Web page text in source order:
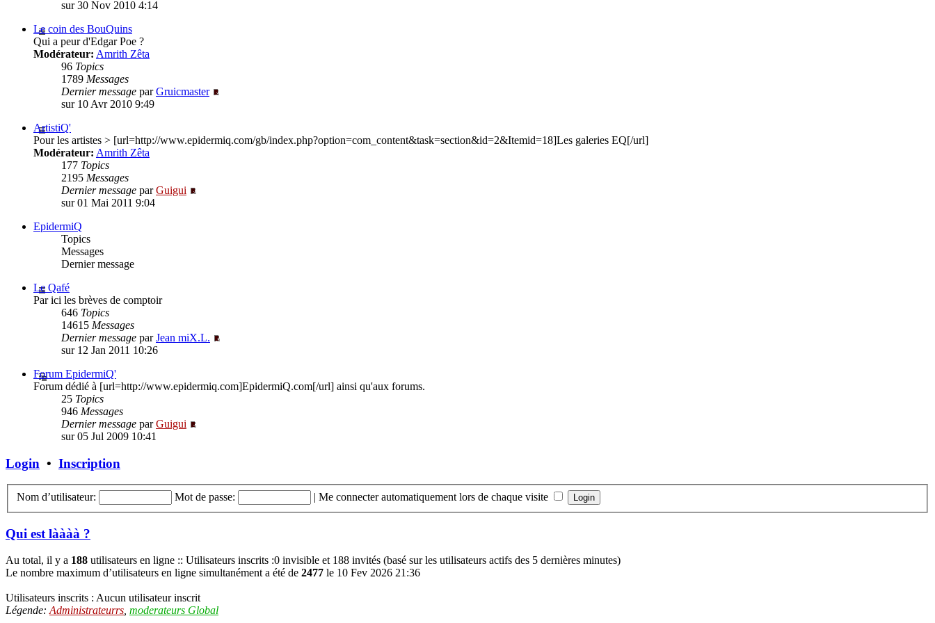
sur 30 Nov 2010 4:14
Le coin des BouQuins
Qui a peur d'Edgar Poe ?
Modérateur: Amrith Zêta
96 Topics
1789 Messages
Dernier message parGruicmaster
sur 10 Avr 2010 9:49
ArtistiQ'
Pour les artistes > [url=http://www.epidermiq.com/gb/index.php?option=com_content&task=section&id=2&Itemid=18]Les galeries EQ[/url]
Modérateur: Amrith Zêta
177 Topics
2195 Messages
Dernier message parGuigui
sur 01 Mai 2011 9:04
EpidermiQ
Topics
Messages
Dernier message
Le Qafé
Par ici les brèves de comptoir
646 Topics
14615 Messages
Dernier message parJean miX.L.
sur 12 Jan 2011 10:26
Forum EpidermiQ'
Forum dédié à [url=http://www.epidermiq.com]EpidermiQ.com[/url] ainsi qu'aux forums.
25 Topics
946 Messages
Dernier message parGuigui
sur 05 Jul 2009 10:41
Login • Inscription
Nom d’utilisateur: Mot de passe: | Me connecter automatiquement lors de chaque visite
Qui est làààà ?
Au total, il y a 188 utilisateurs en ligne :: Utilisateurs inscrits :0 invisible et 188 invités (basé sur les utilisateurs actifs des 5 dernières minutes)
Le nombre maximum d’utilisateurs en ligne simultanément a été de 2477 le 10 Fev 2026 21:36
Utilisateurs inscrits : Aucun utilisateur inscrit
Légende:Administrateurrs, moderateurs Global